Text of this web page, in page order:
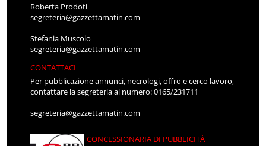
Roberta Prodoti
segreteria@gazzettamatin.com
Stefania Muscolo
segreteria@gazzettamatin.com
CONTATTACI
Per pubblicazione annunci, necrologi, offro e cerco lavoro,
contattare la segreteria al numero: 0165/231711
segreteria@gazzettamatin.com
CONCESSIONARIA DI PUBBLICITÀ